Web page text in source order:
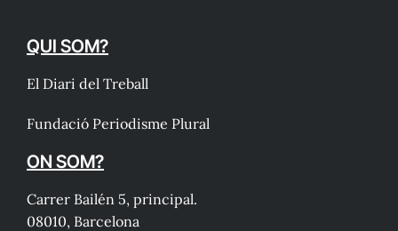
QUI SOM?
El Diari del Treball
Fundació Periodisme Plural
ON SOM?
Carrer Bailén 5, principal.
08010, Barcelona